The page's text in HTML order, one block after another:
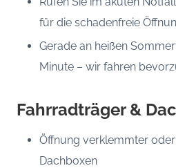
für die schadenfreie
Gerade an heißen
Minute – wir fahren
Fahrradträger &
Öffnung verklemmter
Dachboxen